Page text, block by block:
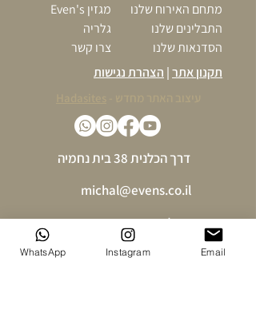
מגזין Even's
גלריה
צרו קשר
מתחם האירוח שלנו
התבלינים שלנו
הסדנאות שלנו
תקנון אתר| הצהרת נגישות
דרך הכלנית 38 בית נחמיה
michal@evens.co.il
מיכל 0524763530
WhatsApp Instagram Email